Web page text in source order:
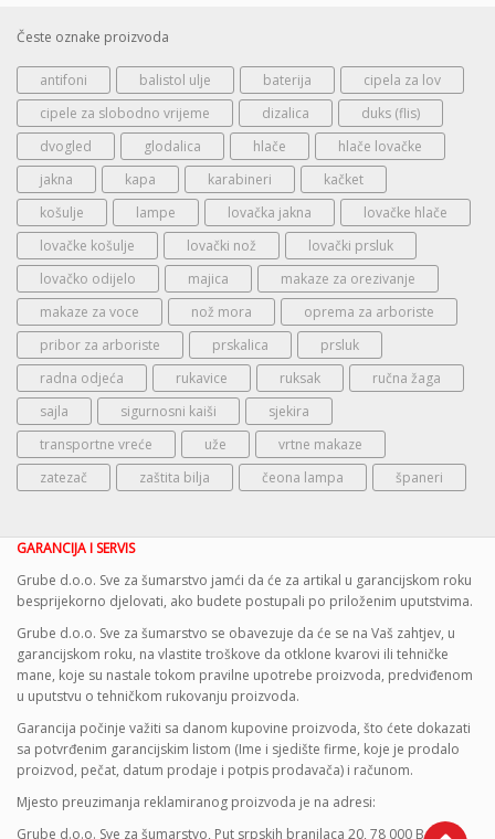
Česte oznake proizvoda
antifoni balistol ulje baterija
cipela za lov
cipele za slobodno vrijeme
dizalica
duks (flis)
dvogled
glodalica hlače
hlače lovačke
jakna
kapa karabineri
kačket
košulje
lampe lovačka jakna
lovačke hlače
lovačke košulje
lovački nož
lovački prsluk
lovačko odijelo
majica
makaze za orezivanje
makaze za voce
nož mora
oprema za arboriste
pribor za arboriste
prskalica
prsluk
radna odjeća
rukavice ruksak
ručna žaga
sajla
sigurnosni kaiši
sjekira
transportne vreće
uže
vrtne makaze
zatezač
zaštita bilja čeona lampa španeri
GARANCIJA I SERVIS
Grube d.o.o. Sve za šumarstvo jamći da će za artikal u garancijskom roku
besprijekorno djelovati, ako budete postupali po priloženim uputstvima.
Grube d.o.o. Sve za šumarstvo se obavezuje da će se na Vaš zahtjev, u
garancijskom roku, na vlastite troškove da otklone kvarovi ili tehničke
mane, koje su nastale tokom pravilne upotrebe proizvoda, predviđenom
u uputstvu o tehničkom rukovanju proizvoda.
Garancija počinje važiti sa danom kupovine proizvoda, što ćete dokazati
sa potvrđenim garancijskim listom (Ime i sjedište firme, koje je prodalo
proizvod, pečat, datum prodaje i potpis prodavača) i računom.
Mjesto preuzimanja reklamiranog proizvoda je na adresi:
Grube d.o.o. Sve za šumarstvo, Put srpskih branilaca 20, 78 000 Banja